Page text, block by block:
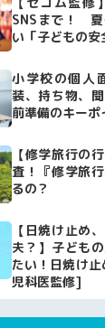
SNSまで！ 夏
い「子どもの安
小学校の個人
装、持ち物、
前準備のキー
【修学旅行の
査！『修学旅
るの？
【日焼け止め
夫？】子ども
たい！日焼け
児科医監修]